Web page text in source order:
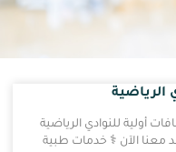
أولية للنوادي الرياضية
معنا الآن ⚕️ خدمات طبية